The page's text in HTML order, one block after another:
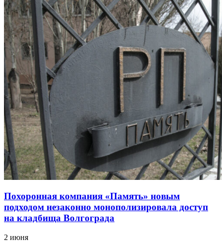
Похоронная компания «Память» новым
подходом незаконно монополизировала доступ
на кладбища Волгограда
2 июня